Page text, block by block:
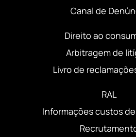
Canal de
Direito ao
Arbitragem de
Livro de
RAL
Informações custos